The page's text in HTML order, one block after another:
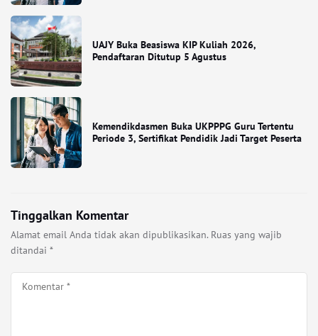
UAJY Buka Beasiswa KIP Kuliah 2026,
Pendaftaran Ditutup 5 Agustus
Kemendikdasmen Buka UKPPPG Guru Tertentu
Periode 3, Sertifikat Pendidik Jadi Target Peserta
Tinggalkan Komentar
Alamat email Anda tidak akan dipublikasikan. Ruas yang wajib
ditandai *